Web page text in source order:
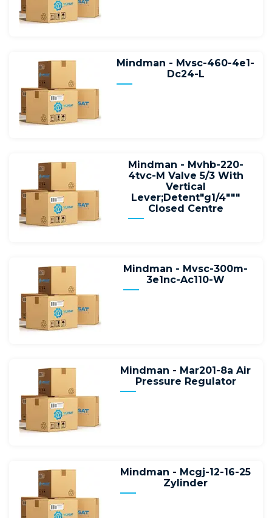
Mindman - Mvsc-460-4e1-
Dc24-L
Mindman - Mvhb-220-
4tvc-M Valve 5/3 With
Vertical
Lever;Detent"g1/4"""
Closed Centre
Mindman - Mvsc-300m-
3e1nc-Ac110-W
Mindman - Mar201-8a Air
Pressure Regulator
Mindman - Mcgj-12-16-25
Zylinder